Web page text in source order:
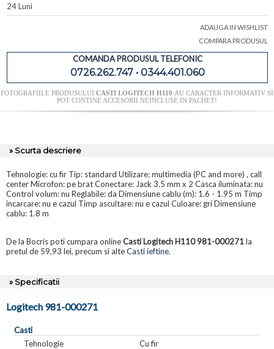
24 Luni
ADAUGA IN WISHLIST
COMPARA PRODUSUL
COMANDA PRODUSUL TELEFONIC
0726.262.747 • 0344.401.060
FOTOGRAFIILE PRODUSULUI CASTI LOGITECH H110 AU CARACTER INFORMATIV SI
POT CONTINE ACCESORII NEINCLUSE IN PACHET!
» Scurta descriere
Tehnologie: cu fir Tip: standard Utilizare: multimedia (PC and more) , call
center Microfon: pe brat Conectare: Jack 3.5 mm x 2 Casca iluminata: nu
Control volum: nu Reglabile: da Dimensiune cablu (m): 1.6 - 1.95 m Timp
incarcare: nu e cazul Timp ascultare: nu e cazul Culoare: gri Dimensiune
cablu: 1.8 m
De la Bocris poti cumpara onlineCasti Logitech H110 981-000271la
pretul de 59,93 lei, precum si alteCasti ieftine.
» Specificatii
Logitech 981-000271
Casti
Tehnologie
Cu fir